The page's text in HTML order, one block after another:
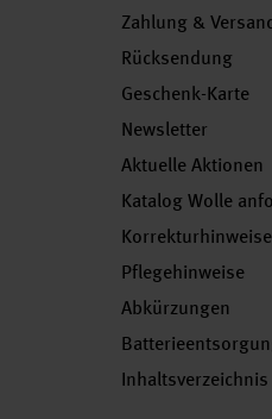
Zahlung &
Rücksendung
Geschenk-Karte
Newsletter
Aktuelle Aktionen
Katalog Wolle
Korrekturhinweise
Pflegehinweise
Abkürzungen
Inhaltsverzeichnis